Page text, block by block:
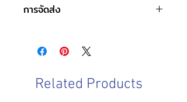
พิมพ์ครุฑ
ชนิดกระดาษ : กระดาษปอนด์
การจัดส่ง
จันทร์-เสาร์ : 8.00-17.00 น.
วันอาทิตย์ : ปิดทำการ
วันและเวลาในการจัดส่งสินค้า
Related Products